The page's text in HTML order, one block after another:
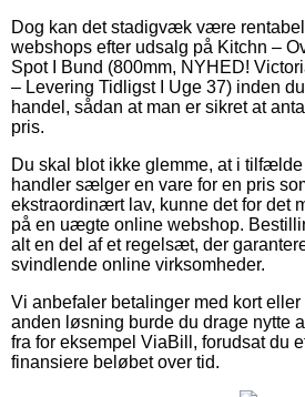
Dog kan det stadigvæk være
webshops efter udsalg på Kitchn –
Spot I Bund (800mm, NYHED!
– Levering Tidligst I Uge 37) inden
handel, sådan at man er sikret at
pris.
Du skal blot ikke glemme, at i
handler sælger en vare for en pris
ekstraordinært lav, kunne det for det
på en uægte online webshop.
alt en del af et regelsæt, der
svindlende online virksomheder.
Vi anbefaler betalinger med kort
anden løsning burde du drage nytte
fra for eksempel ViaBill, forudsat du
finansiere beløbet over tid.